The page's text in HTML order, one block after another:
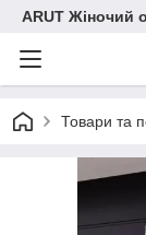
ARUT Жіночий
Товари та